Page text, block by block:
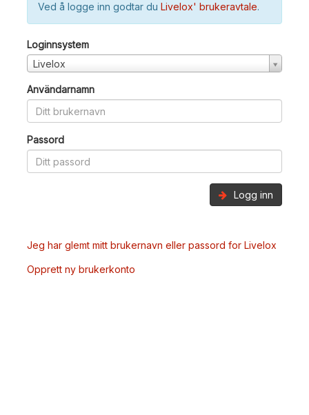
Ved å logge inn godtar du Livelox' brukeravtale.
Loginnsystem
Livelox
Användarnamn
Passord
Logg inn
Jeg har glemt mitt brukernavn eller passord for Livelox
Opprett ny brukerkonto